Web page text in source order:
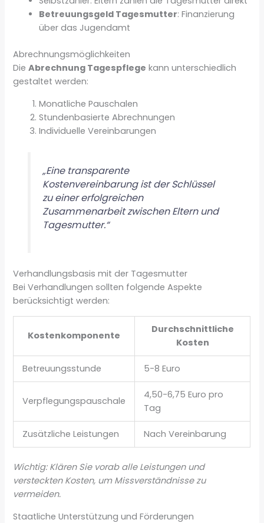
Betreuungsgeld Tagesmutter: Finanzierung
über das Jugendamt
Abrechnungsmöglichkeiten
DieAbrechnung Tagespflege kann unterschiedlich
gestaltet werden:
Monatliche Pauschalen
Stundenbasierte Abrechnungen
Individuelle Vereinbarungen
„Eine transparente
Kostenvereinbarung ist der Schlüssel
zu einer erfolgreichen
Zusammenarbeit zwischen Eltern und
Tagesmutter.“
Verhandlungsbasis mit der Tagesmutter
Bei Verhandlungen sollten folgende Aspekte
berücksichtigt werden:
Kostenkomponente
Durchschnittliche
Kosten
Betreuungsstunde 5-8 Euro
Verpflegungspauschale
4,50-6,75 Euro pro
Tag
Zusätzliche Leistungen Nach Vereinbarung
Wichtig: Klären Sie vorab alle Leistungen und
versteckten Kosten, um Missverständnisse zu
vermeiden.
Staatliche Unterstützung und Förderungen